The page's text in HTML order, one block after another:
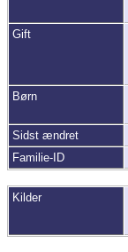
Gift
Børn
Sidst ændret
Familie-ID
Kilder